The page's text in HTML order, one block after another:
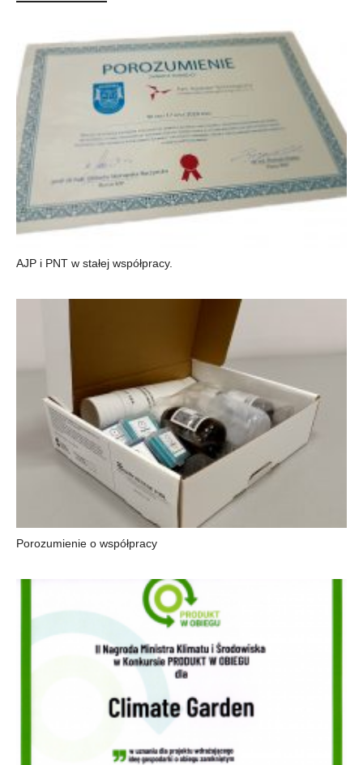
AJP i PNT w stałej współpracy.
Porozumienie o współpracy